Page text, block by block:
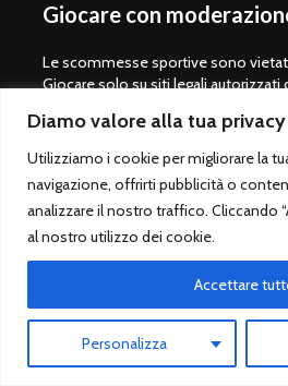
Diamo valore alla tua privacy
Utilizziamo i cookie per migliorare la
navigazione, offrirti pubblicità o
analizzare il nostro traffico. Cliccando
al nostro utilizzo dei cookie.
Personalizza
Accettare
Giocare con
Le scommesse sportive sono
Giocare solo su siti legali
Lista bookmaker scommesse legali
Betting Exchange ®
Pronostico.it
Pronostico.it PREMIUM
Copyright © 2008-2026. Quote